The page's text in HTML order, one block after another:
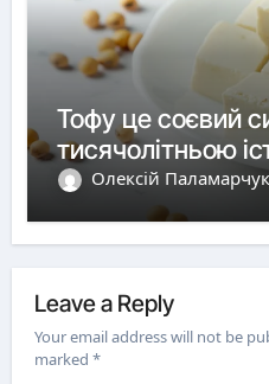
Тофу це соєвий
тисячолітньою
Олексій
Leave a Reply
Your email address will not be
marked*